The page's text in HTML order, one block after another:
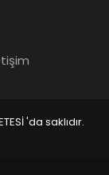
'da saklıdır.